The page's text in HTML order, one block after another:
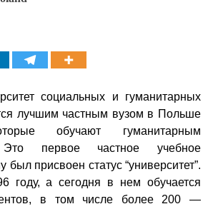
социальных и гуманитарных
лучшим частным вузом в Польше
обучают гуманитарным
Это первое частное учебное
был присвоен статус “университет”.
году, а сегодня в нем обучается
в том числе более 200 —